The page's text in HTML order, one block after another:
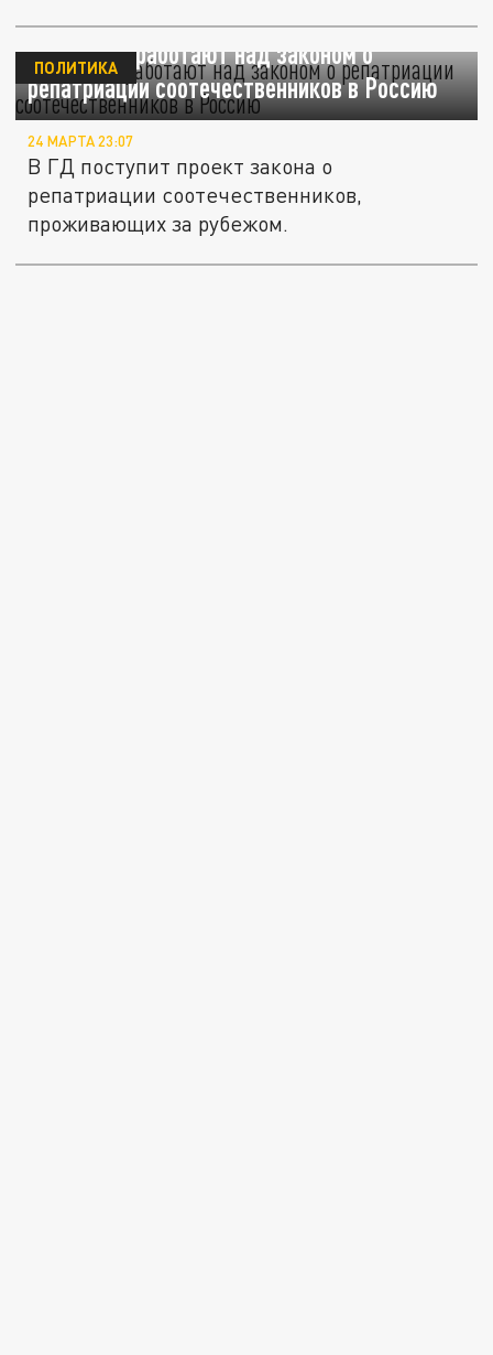
В Госдуме работают над законом о
репатриации соотечественников в Россию
ПОЛИТИКА
24 МАРТА 23:07
В ГД поступит проект закона о
репатриации соотечественников,
проживающих за рубежом.